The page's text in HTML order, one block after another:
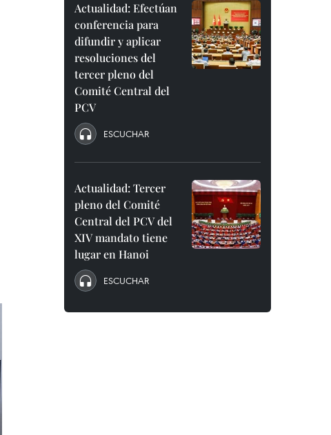
Actualidad: Efectúan
conferencia para
difundir y aplicar
resoluciones del
tercer pleno del
Comité Central del
PCV
ESCUCHAR
Actualidad: Tercer
pleno del Comité
Central del PCV del
XIV mandato tiene
lugar en Hanoi
ESCUCHAR